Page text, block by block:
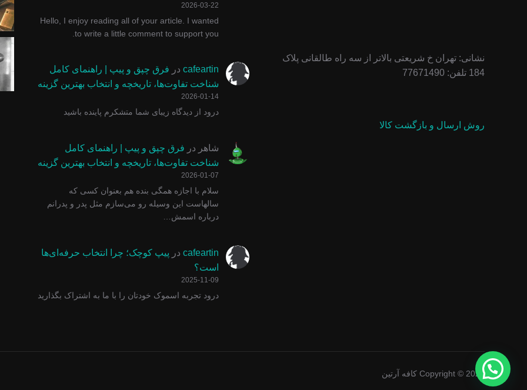
نشانی: تهران خ شریعتی بالاتر از سه راه طالقانی پلاک
184 تلفن: 77671490
روش ارسال و بازگشت کالا
2026-03-22
Hello, I enjoy reading all of your article. I wanted
to write a little comment to support you.
cafeartin در فرق چپق و پیپ | راهنمای کامل
شناخت تفاوت‌ها، تاریخچه و انتخاب بهترین گزینه
2026-01-14
درود از دیدگاه زیبای شما متشکرم پاینده باشید
شاهر در فرق چپق و پیپ | راهنمای کامل
شناخت تفاوت‌ها، تاریخچه و انتخاب بهترین گزینه
2026-01-07
سلام با اجازه همگی بنده هم بعنوان کسی که
سالهاست این وسیله رو می‌سازم مثل پدر و پدرانم
درباره اسمش…
cafeartin در پیپ کوچک؛ چرا انتخاب حرفه‌ای‌ها
است؟
2025-11-09
درود تجربه اسموک خودتان را با ما به اشتراک بگذارید
#پیپ #پیپ_دستساز #smokingpipe #pinocchiopipe #توتوپیپ گاسپارینی سری روستیک محصولی ناب و
پیپ مرشام یکی از خاصاگر روش
Copyright © 2026 کافه آرتین